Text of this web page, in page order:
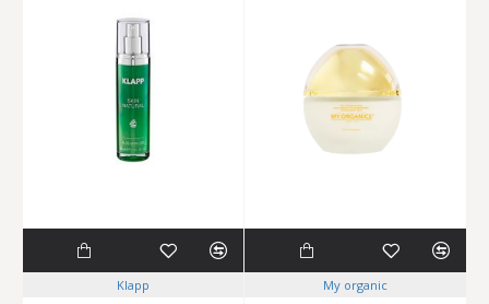
Klapp My organic